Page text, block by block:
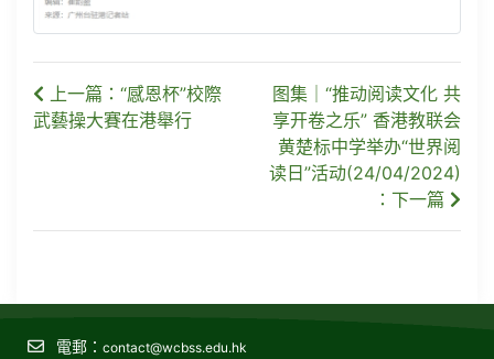
上一篇：“感恩杯”校際
武藝操大賽在港舉行
图集｜“推动阅读文化 共
享开卷之乐” 香港教联会
黄楚标中学举办“世界阅
读日”活动(24/04/2024)
：下一篇
電郵： contact@wcbss.edu.hk